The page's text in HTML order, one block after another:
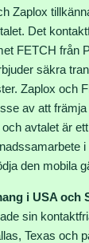
Zaplox
Det
FETCH från
säkra
Zaplox och
av att
avtalet är
den mobila
i USA och
sin
Texas och